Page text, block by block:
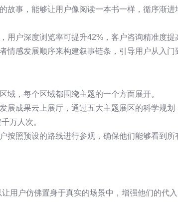
故事，能够让用户像阅读一本书一样，循序渐进
户深度浏览率可提升42%，客户咨询精准度提
情感发展顺序来构建叙事链条，引导用户从入门
域，每个区域都围绕主题的一个方面展开。
展成果云上展厅，通过五大主题展区的科学规划
万人次。
按照预设的路线进行参观，确保他们能够看到所
用户仿佛置身于真实的场景中，增强他们的代入